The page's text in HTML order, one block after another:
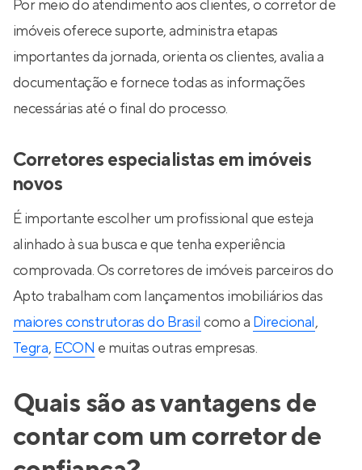
Por meio do atendimento aos clientes, o corretor de
imóveis oferece suporte, administra etapas
importantes da jornada, orienta os clientes, avalia a
documentação e fornece todas as informações
necessárias até o final do processo.
Corretores especialistas em imóveis
novos
É importante escolher um profissional que esteja
alinhado à sua busca e que tenha experiência
comprovada. Os corretores de imóveis parceiros do
Apto trabalham com lançamentos imobiliários das
maiores construtoras do Brasil como a Direcional,
Tegra, ECON e muitas outras empresas.
Quais são as vantagens de
contar com um corretor de